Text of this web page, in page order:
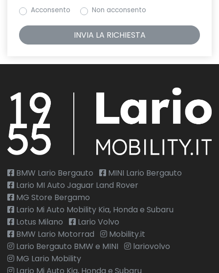
Acconsento Non acconsento
BMW Lario Bergauto
MINI Lario Bergauto
Lario MI Auto Jaguar Land Rover
MG Store Bergamo
Lario Mi Auto Mobility Kia, Honda e Subaru
Lotus Milano
Lario Volvo
BMW Lario Motorrad
Mobility.it
Lario Bergauto BMW e MINI
lariovolvo
MG Lario Mobility
Lario Mi Auto Kia, Honda e Subaru